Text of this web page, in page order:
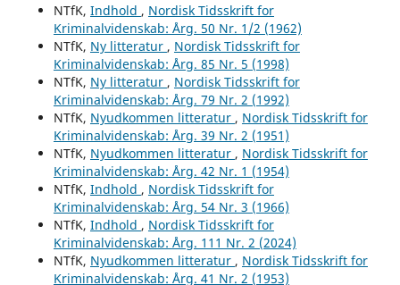
NTfK, Indhold , Nordisk Tidsskrift for
Kriminalvidenskab: Årg. 50 Nr. 1/2 (1962)
NTfK, Ny litteratur , Nordisk Tidsskrift for
Kriminalvidenskab: Årg. 85 Nr. 5 (1998)
NTfK, Ny litteratur , Nordisk Tidsskrift for
Kriminalvidenskab: Årg. 79 Nr. 2 (1992)
NTfK, Nyudkommen litteratur , Nordisk Tidsskrift for
Kriminalvidenskab: Årg. 39 Nr. 2 (1951)
NTfK, Nyudkommen litteratur , Nordisk Tidsskrift for
Kriminalvidenskab: Årg. 42 Nr. 1 (1954)
NTfK, Indhold , Nordisk Tidsskrift for
Kriminalvidenskab: Årg. 54 Nr. 3 (1966)
NTfK, Indhold , Nordisk Tidsskrift for
Kriminalvidenskab: Årg. 111 Nr. 2 (2024)
NTfK, Nyudkommen litteratur , Nordisk Tidsskrift for
Kriminalvidenskab: Årg. 41 Nr. 2 (1953)